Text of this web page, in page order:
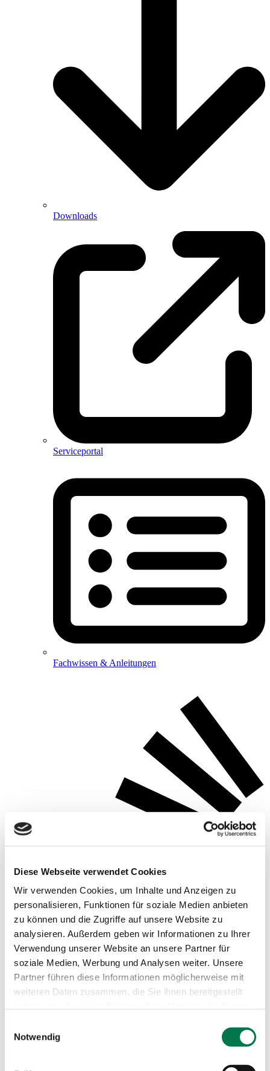
Diese Webseite verwendet Cookies
Wir verwenden Cookies, um Inhalte und Anzeigen zu
personalisieren, Funktionen für soziale Medien anbieten
zu können und die Zugriffe auf unsere Website zu
analysieren. Außerdem geben wir Informationen zu Ihrer
Verwendung unserer Website an unsere Partner für
soziale Medien, Werbung und Analysen weiter. Unsere
Partner führen diese Informationen möglicherweise mit
weiteren Daten zusammen, die Sie ihnen bereitgestellt
Notwendig
Downloads
Serviceportal
Fachwissen & Anleitungen
Beispielsauswertungen